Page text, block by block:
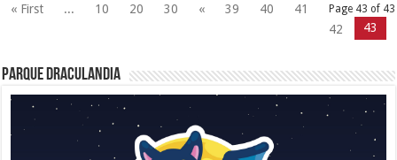
Page 43 of 43
« First ... 10 20 30 « 39 40
41
42
43
Parque Draculandia